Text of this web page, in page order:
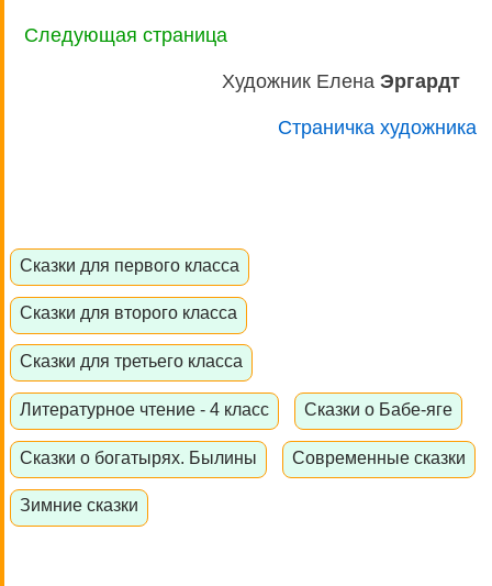
Следующая страница
Художник Елена Эргардт
Страничка художника
Сказки для первого класса
Сказки для второго класса
Сказки для третьего класса
Литературное чтение - 4 класс Сказки о Бабе-яге
Сказки о богатырях. Былины Современные сказки
Зимние сказки